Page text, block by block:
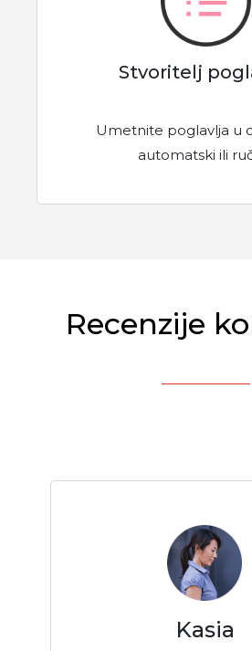
Stvoritelj
Umetnite poglavlja u
automatski ili
Recenzije
Kasia